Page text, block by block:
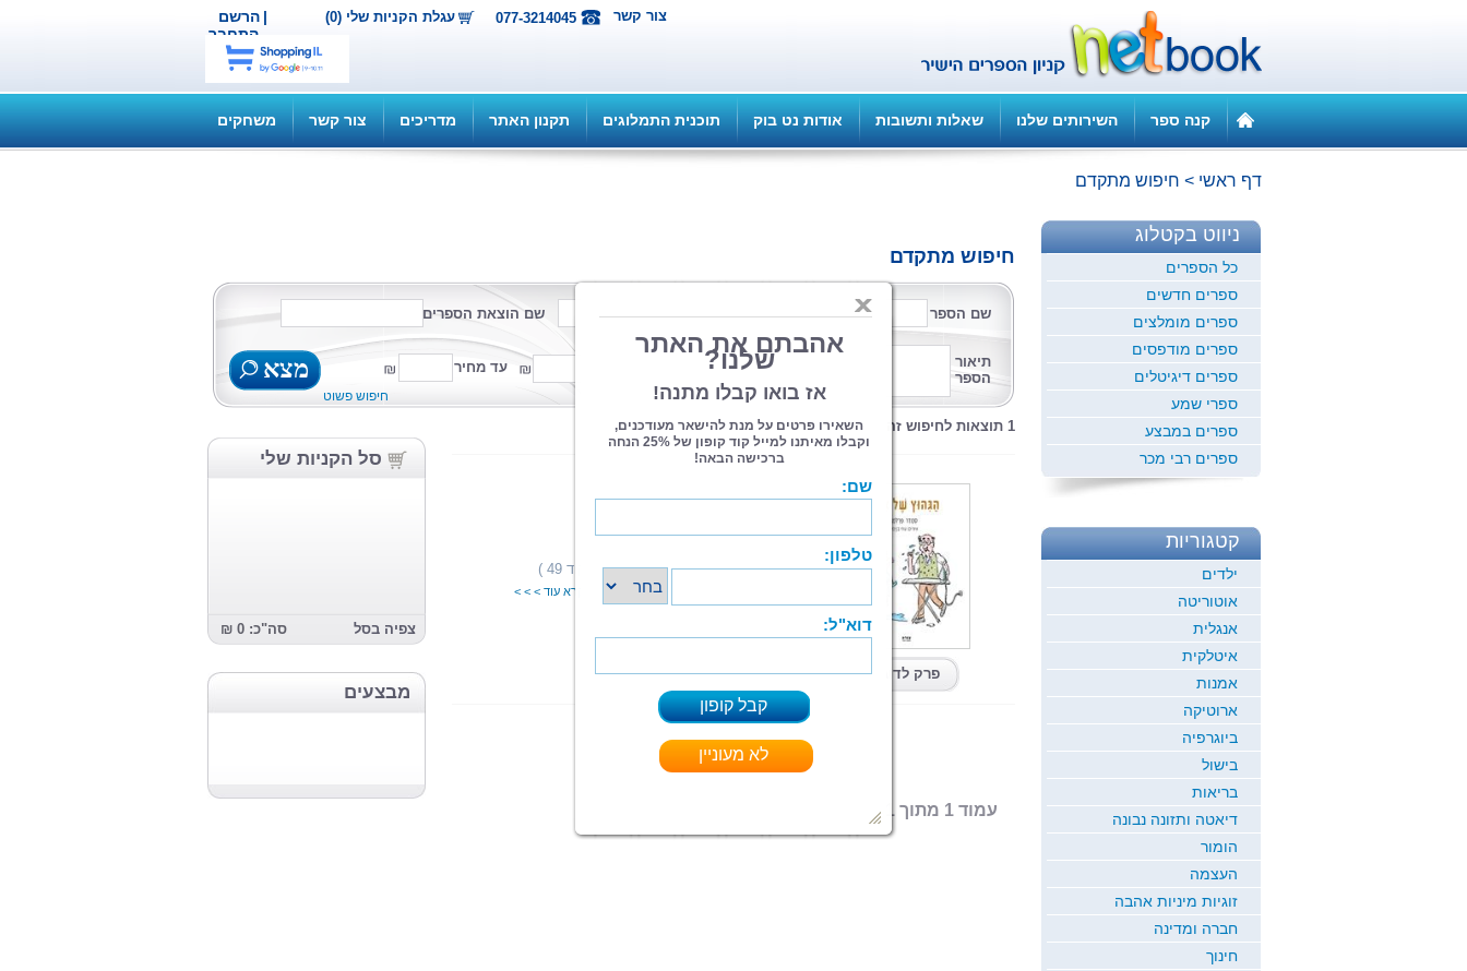
הרשם |
התחבר
עגלת הקניות שלי (0) 077-3214045 צור קשר
קנה ספר השירותים שלנו שאלות ותשובות אודות נט בוק תוכנית התמלוגים תקנון האתר מדריכים צור קשר משחקים
דף ראשי > חיפוש מתקדם
חיפוש מתקדם
שם הספר שם המחבר שם הוצאת הספרים
תיאור
הספר
עד מחיר
קטגוריה
פורמט מצא
חיפוש פשוט
סל הקניות שלי
צפיה בסל סה"כ: 0 ₪
מבצעים
1 תוצאות לחיפוש זה
פרק לדוגמא
דירוג:
(13 מדרגים,ניקוד 49 )
"הַקְשִׁיבִי בִּתִּי וְלִמְדִי מִמֶּנִּי אֶת מְלֶאכֶת הַגִּהוּץ,
קרא עוד > > >
קיים בפורמטים:ספר מודפס|
ePub|PDF
עמוד 1 מתוך 1
ניווט בקטלוג
כל הספרים
ספרים חדשים
ספרים מומלצים
ספרים מודפסים
ספרים דיגיטלים
ספרי שמע
ספרים במבצע
ספרים רבי מכר
קטגוריות
ילדים
אוטוריטה
אנגלית
איטלקית
אמנות
ארוטיקה
ביוגרפיה
בישול
בריאות
דיאטה ותזונה נבונה
הומור
העצמה
זוגיות מיניות אהבה
חברה ומדינה
חינוך